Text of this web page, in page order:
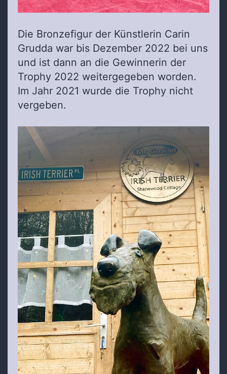
Die Bronzefigur der Künstlerin Carin
Grudda war bis Dezember 2022 bei uns
und ist dann an die Gewinnerin der
Trophy 2022 weitergegeben worden.
Im Jahr 2021 wurde die Trophy nicht
vergeben.